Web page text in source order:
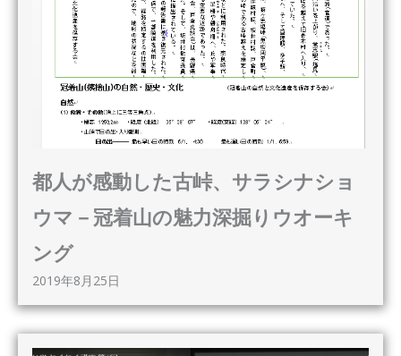
都人が感動した古峠、サラシナショ
ウマ－冠着山の魅力深掘りウオーキ
ング
2019年8月25日